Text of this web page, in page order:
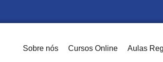
Sobre nós Cursos Online Aulas